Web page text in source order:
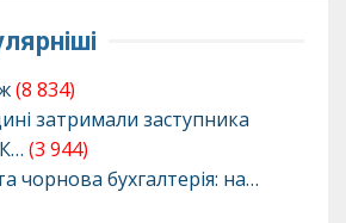
(8 834)
затримали заступника
(3 944)
чорнова бухгалтерія: на…